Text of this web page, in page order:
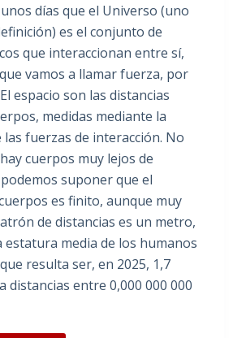
días que el Universo (uno
es el conjunto de
que interaccionan entre sí,
vamos a llamar fuerza, por
espacio son las distancias
medidas mediante la
las fuerzas de interacción. No
cuerpos muy lejos de
suponer que el
es finito, aunque muy
de distancias es un metro,
estatura media de los humanos
resulta ser, en 2025, 1,7
distancias entre 0,000 000 000